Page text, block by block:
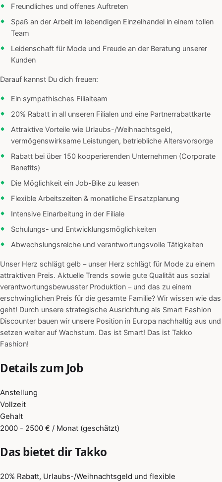
Freundliches und offenes Auftreten
Spaß an der Arbeit im lebendigen Einzelhandel in einem tollen
Team
Leidenschaft für Mode und Freude an der Beratung unserer
Kunden
Darauf kannst Du dich freuen:
Ein sympathisches Filialteam
20% Rabatt in all unseren Filialen und eine Partnerrabattkarte
Attraktive Vorteile wie Urlaubs-/Weihnachtsgeld,
vermögenswirksame Leistungen, betriebliche Altersvorsorge
Rabatt bei über 150 kooperierenden Unternehmen (Corporate
Benefits)
Die Möglichkeit ein Job-Bike zu leasen
Flexible Arbeitszeiten & monatliche Einsatzplanung
Intensive Einarbeitung in der Filiale
Schulungs- und Entwicklungsmöglichkeiten
Abwechslungsreiche und verantwortungsvolle Tätigkeiten
Unser Herz schlägt gelb – unser Herz schlägt für Mode zu einem
attraktiven Preis. Aktuelle Trends sowie gute Qualität aus sozial
verantwortungsbewusster Produktion – und das zu einem
erschwinglichen Preis für die gesamte Familie? Wir wissen wie das
geht! Durch unsere strategische Ausrichtung als Smart Fashion
Discounter bauen wir unsere Position in Europa nachhaltig aus und
setzen weiter auf Wachstum. Das ist Smart! Das ist Takko
Fashion!
Details zum Job
Anstellung
Vollzeit
Gehalt
2000 - 2500 € / Monat (geschätzt)
Das bietet dir Takko
20% Rabatt, Urlaubs-/Weihnachtsgeld und flexible